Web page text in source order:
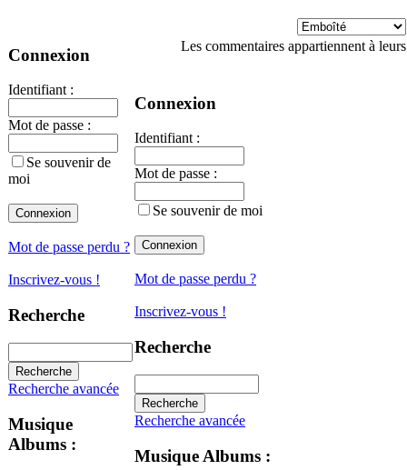
Connexion
Identifiant :
Mot de passe :
Se souvenir de
moi
Mot de passe perdu ?
Inscrivez-vous !
Recherche
Recherche avancée
Musique
Albums :
Les commentaires appartiennent à
Connexion
Identifiant :
Mot de passe :
Se souvenir de moi
Mot de passe perdu ?
Inscrivez-vous !
Recherche
Recherche avancée
Musique Albums :